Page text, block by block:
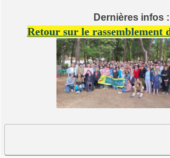
Dernières infos :
Retour sur le rassemblement